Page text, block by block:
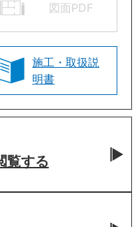
図面PDF
施工・取扱説
明書
覧する